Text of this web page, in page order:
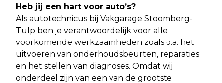
Heb jij een hart voor auto’s?
Als autotechnicus bij Vakgarage Stoomberg-
Tulp ben je verantwoordelijk voor alle
voorkomende werkzaamheden zoals o.a. het
uitvoeren van onderhoudsbeurten, reparaties
en het stellen van diagnoses. Omdat wij
onderdeel zijn van een van de grootste